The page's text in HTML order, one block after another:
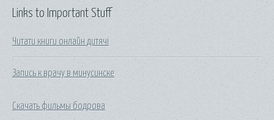
Links to Important Stuff
Читати книги онлайн дитячі
Запись к врачу в минусинске
Скачать фильмы бодрова